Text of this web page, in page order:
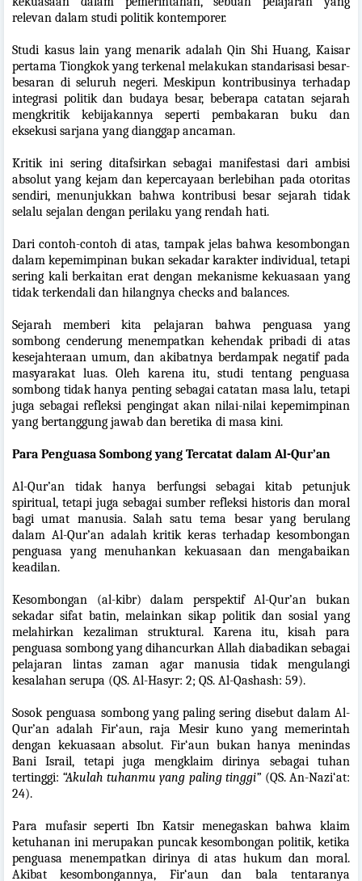
relevan dalam studi politik kontemporer.
Studi kasus lain yang menarik adalah Qin Shi Huang, Kaisar
pertama Tiongkok yang terkenal melakukan standarisasi besar-
besaran di seluruh negeri. Meskipun kontribusinya terhadap
integrasi politik dan budaya besar, beberapa catatan sejarah
mengkritik kebijakannya seperti pembakaran buku dan
eksekusi sarjana yang dianggap ancaman.
Kritik ini sering ditafsirkan sebagai manifestasi dari ambisi
absolut yang kejam dan kepercayaan berlebihan pada otoritas
sendiri, menunjukkan bahwa kontribusi besar sejarah tidak
selalu sejalan dengan perilaku yang rendah hati.
Dari contoh-contoh di atas, tampak jelas bahwa kesombongan
dalam kepemimpinan bukan sekadar karakter individual, tetapi
sering kali berkaitan erat dengan mekanisme kekuasaan yang
tidak terkendali dan hilangnya checks and balances.
Sejarah memberi kita pelajaran bahwa penguasa yang
sombong cenderung menempatkan kehendak pribadi di atas
kesejahteraan umum, dan akibatnya berdampak negatif pada
masyarakat luas. Oleh karena itu, studi tentang penguasa
sombong tidak hanya penting sebagai catatan masa lalu, tetapi
juga sebagai refleksi pengingat akan nilai-nilai kepemimpinan
yang bertanggung jawab dan beretika di masa kini.
Para Penguasa Sombong yang Tercatat dalam Al-Qur’an
Al-Qur’an tidak hanya berfungsi sebagai kitab petunjuk
spiritual, tetapi juga sebagai sumber refleksi historis dan moral
bagi umat manusia. Salah satu tema besar yang berulang
dalam Al-Qur’an adalah kritik keras terhadap kesombongan
penguasa yang menuhankan kekuasaan dan mengabaikan
keadilan.
Kesombongan (al-kibr) dalam perspektif Al-Qur’an bukan
sekadar sifat batin, melainkan sikap politik dan sosial yang
melahirkan kezaliman struktural. Karena itu, kisah para
penguasa sombong yang dihancurkan Allah diabadikan sebagai
pelajaran lintas zaman agar manusia tidak mengulangi
kesalahan serupa (QS. Al-Hasyr: 2; QS. Al-Qashash: 59).
Sosok penguasa sombong yang paling sering disebut dalam Al-
Qur’an adalah Fir‘aun, raja Mesir kuno yang memerintah
dengan kekuasaan absolut. Fir‘aun bukan hanya menindas
Bani Israil, tetapi juga mengklaim dirinya sebagai tuhan
tertinggi: “Akulah tuhanmu yang paling tinggi” (QS. An-Nazi‘at:
24).
Para mufasir seperti Ibn Katsir menegaskan bahwa klaim
ketuhanan ini merupakan puncak kesombongan politik, ketika
penguasa menempatkan dirinya di atas hukum dan moral.
Akibat kesombongannya, Fir‘aun dan bala tentaranya